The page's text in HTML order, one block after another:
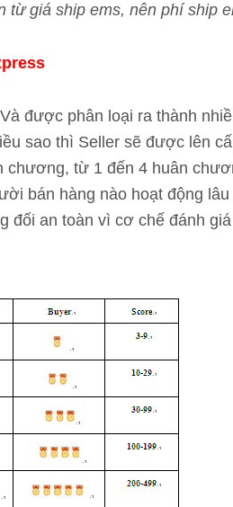
giá ship ems, nên phí ship
được phân loại ra thành
sao thì Seller sẽ được lên
từ 1 đến 4 huân
bán hàng nào hoạt động
an toàn vì cơ chế đánh